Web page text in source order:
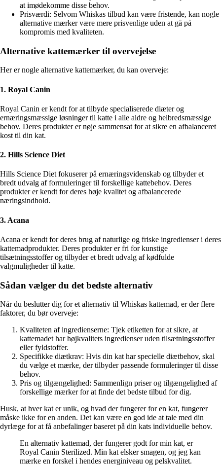
at imødekomme disse behov.
Prisværdi: Selvom Whiskas tilbud kan være fristende, kan nogle
alternative mærker være mere prisvenlige uden at gå på
kompromis med kvaliteten.
Alternative kattemærker til overvejelse
Her er nogle alternative kattemærker, du kan overveje:
1. Royal Canin
Royal Canin er kendt for at tilbyde specialiserede diæter og
ernæringsmæssige løsninger til katte i alle aldre og helbredsmæssige
behov. Deres produkter er nøje sammensat for at sikre en afbalanceret
kost til din kat.
2. Hills Science Diet
Hills Science Diet fokuserer på ernæringsvidenskab og tilbyder et
bredt udvalg af formuleringer til forskellige kattebehov. Deres
produkter er kendt for deres høje kvalitet og afbalancerede
næringsindhold.
3. Acana
Acana er kendt for deres brug af naturlige og friske ingredienser i deres
kattemadprodukter. Deres produkter er fri for kunstige
tilsætningsstoffer og tilbyder et bredt udvalg af kødfulde
valgmuligheder til katte.
Sådan vælger du det bedste alternativ
Når du beslutter dig for et alternativ til Whiskas kattemad, er der flere
faktorer, du bør overveje:
Kvaliteten af ingredienserne: Tjek etiketten for at sikre, at
kattemadet har højkvalitets ingredienser uden tilsætningsstoffer
eller fyldstoffer.
Specifikke diætkrav: Hvis din kat har specielle diætbehov, skal
du vælge et mærke, der tilbyder passende formuleringer til disse
behov.
Pris og tilgængelighed: Sammenlign priser og tilgængelighed af
forskellige mærker for at finde det bedste tilbud for dig.
Husk, at hver kat er unik, og hvad der fungerer for en kat, fungerer
måske ikke for en anden. Det kan være en god ide at tale med din
dyrlæge for at få anbefalinger baseret på din kats individuelle behov.
En alternativ kattemad, der fungerer godt for min kat, er
Royal Canin Sterilized. Min kat elsker smagen, og jeg kan
mærke en forskel i hendes energiniveau og pelskvalitet.